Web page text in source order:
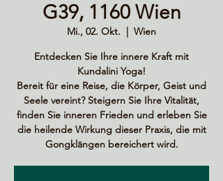
G39, 1160 Wien
Mi., 02. Okt.
Wien
Entdecken Sie Ihre innere Kraft mit
Kundalini Yoga!
Bereit für eine Reise, die Körper, Geist und
Seele vereint? Steigern Sie Ihre Vitalität,
finden Sie inneren Frieden und erleben Sie
die heilende Wirkung dieser Praxis, die mit
Gongklängen bereichert wird.